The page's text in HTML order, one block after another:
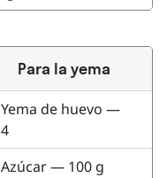
Para la yema
Yema de huevo —
4
Azúcar — 100 g